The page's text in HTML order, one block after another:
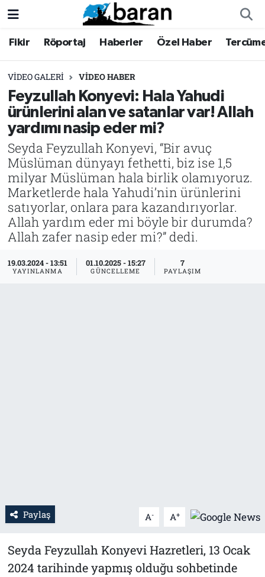
Fikir Röportaj Haberler Özel Haber
VIDEO GALERI VIDEO HABER
Feyzullah Konyevi: Hala Yahudi
ürünlerini alan ve satanlar var! Allah
yardımı nasip eder mi?
Seyda Feyzullah Konyevi, “Bir avuç
Müslüman dünyayı fethetti, biz ise 1,5
milyar Müslüman hala birlik olamıyoruz.
Marketlerde hala Yahudi’nin ürünlerini
satıyorlar, onlara para kazandırıyorlar.
Allah yardım eder mi böyle bir durumda?
Allah zafer nasip eder mi?” dedi.
19.03.2024 - 13:51
YAYINLANMA
01.10.2025 - 15:27
GÜNCELLEME
7
PAYLAŞIM
Paylaş A- A+
Seyda Feyzullah Konyevi Hazretleri, 13 Ocak
2024 tarihinde yapmış olduğu sohbetinde
Fikir
Röportaj
Haberler
Özel Haber
Tercüme
İktibas
Büyük Doğu-İbda
Fikir
Röportaj
Haberler
Özel Haber
Tercüme
İktibas
Büyük Doğu-İbda
Nöbetçi Eczaneler
Hava Durumu
Trafik Durumu
Süper Lig Puan Durumu ve Fikstür
Tüm Manşetler
Son Dakika Haberleri
Haber Arşivi